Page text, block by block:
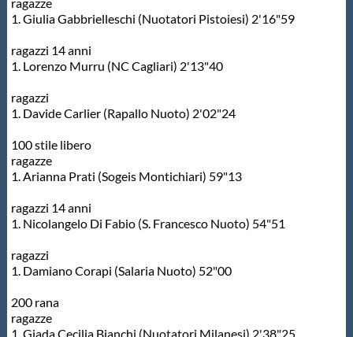
Contatti
Mappa del sito
1. Giulia Gabbrielleschi (Nuotatori Pistoiesi) 2'16"59
ragazzi 14 anni
1. Lorenzo Murru (NC Cagliari) 2'13"40
ragazzi
1. Davide Carlier (Rapallo Nuoto) 2'02"24
100 stile libero
ragazze
1. Arianna Prati (Sogeis Montichiari) 59"13
ragazzi 14 anni
1. Nicolangelo Di Fabio (S. Francesco Nuoto) 54"51
ragazzi
1. Damiano Corapi (Salaria Nuoto) 52"00
200 rana
ragazze
1. Giada Cecilia Bianchi (Nuotatori Milanesi) 2'38"25